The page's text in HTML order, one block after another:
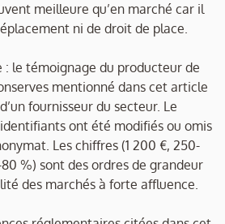
meilleure qu’en marché car il
ni de droit de place.
le témoignage du producteur de
mentionné dans cet article
fournisseur du secteur. Le
ont été modifiés ou omis
Les chiffres (1 200 €, 250-
%) sont des ordres de grandeur
des marchés à forte affluence.